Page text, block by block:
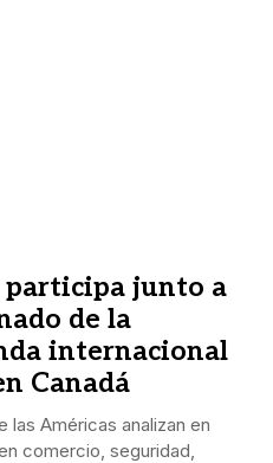
participa junto a
de la
internacional
Canadá
las Américas analizan en
comercio, seguridad,